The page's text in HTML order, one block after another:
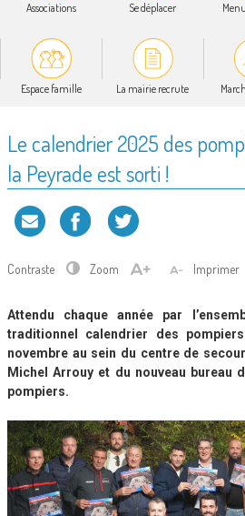
Associations Se déplacer
Espace famille La mairie recrute
Le calendrier 2025 des
la Peyrade est sorti !
Contraste Zoom Imprimer
Attendu chaque année par
traditionnel calendrier des
novembre au sein du centre de
Michel Arrouy et du nouveau bureau
pompiers.